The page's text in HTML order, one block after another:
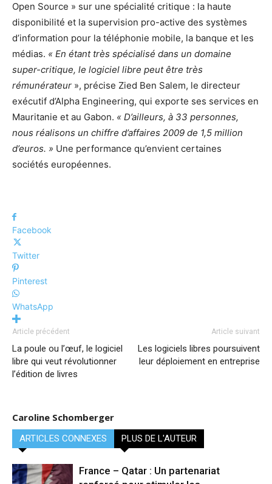
Open Source » sur une spécialité critique : la haute
disponibilité et la supervision pro-active des systèmes
d’information pour la téléphonie mobile, la banque et les
médias. « En étant très spécialisé dans un domaine
super-critique, le logiciel libre peut être très
rémunérateur », précise Zied Ben Salem, le directeur
exécutif d’Alpha Engineering, qui exporte ses services en
Mauritanie et au Gabon. « D’ailleurs, à 33 personnes,
nous réalisons un chiffre d’affaires 2009 de 1,5 million
d’euros. » Une performance qu’envient certaines
sociétés européennes.
Facebook
Twitter
Pinterest
WhatsApp
Article précédent
La poule ou l’œuf, le logiciel
libre qui veut révolutionner
l’édition de livres
Article suivant
Les logiciels libres poursuivent
leur déploiement en entreprise
Caroline Schomberger
ARTICLES CONNEXES PLUS DE L'AUTEUR
France – Qatar : Un partenariat